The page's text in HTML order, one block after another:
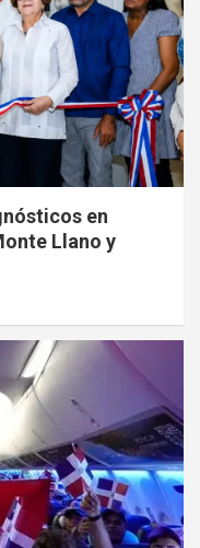
en
Llano y